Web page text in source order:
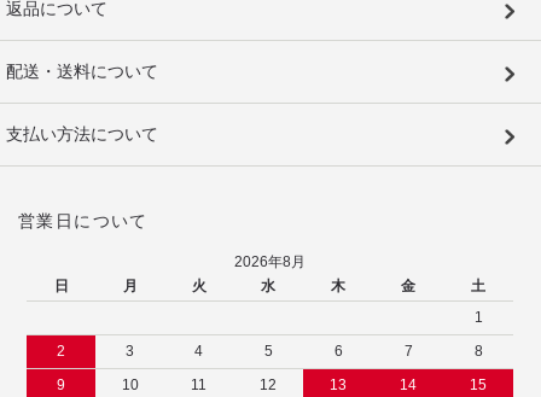
返品について
配送・送料について
支払い方法について
営業日について
2026年8月
日
月 火 水 木 金
土
1
2
3 4 5 6 7
8
9
10 11 12 13 14
15